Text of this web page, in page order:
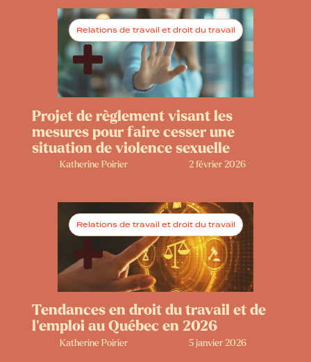
Relations de travail et droit du travail
Projet de règlement visant les
mesures pour faire cesser une
situation de violence sexuelle
Katherine Poirier 2 février 2026
Relations de travail et droit du travail
Tendances en droit du travail et de
l’emploi au Québec en 2026
Katherine Poirier 5 janvier 2026